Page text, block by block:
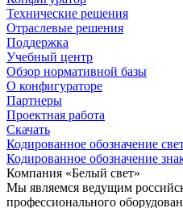
Технические решения
Отраслевые решения
Поддержка
Учебный центр
Обзор нормативной базы
О конфигураторе
Партнеры
Проектная работа
Скачать
Кодированное обозначение
Кодированное обозначение
Компания «Белый свет»
Мы являемся ведущим
профессионального